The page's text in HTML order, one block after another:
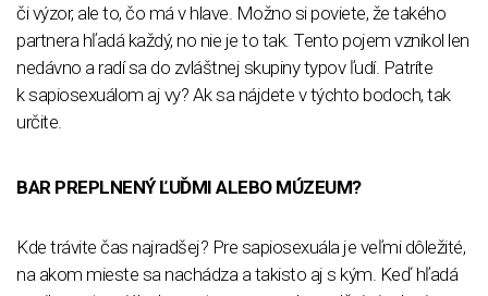
či výzor, ale to, čo má v hlave. Možno si poviete, že takého
partnera hľadá každý, no nie je to tak. Tento pojem vznikol len
nedávno a radí sa do zvláštnej skupiny typov ľudí. Patríte
k sapiosexuálom aj vy? Ak sa nájdete v týchto bodoch, tak
určite.
BAR PREPLNENÝ ĽUĎMI ALEBO MÚZEUM?
Kde trávite čas najradšej? Pre sapiosexuála je veľmi dôležité,
na akom mieste sa nachádza a takisto aj s kým. Keď hľadá